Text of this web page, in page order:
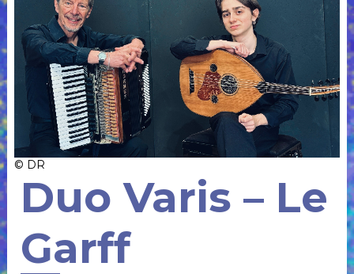
© DR
Duo Varis – Le
Garff